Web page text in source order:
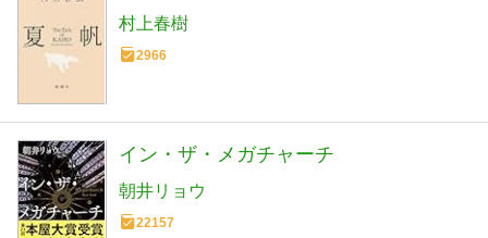
村上春樹
2966
イン・ザ・メガチャーチ
朝井リョウ
22157